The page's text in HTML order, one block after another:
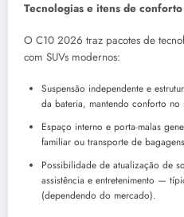
Tecnologias e itens de conforto
O C10 2026 traz pacotes de
com SUVs modernos:
Suspensão independente e
da bateria, mantendo conforto no
Espaço interno e porta-malas
familiar ou transporte de
Possibilidade de atualização de
assistência e entretenimento —
(dependendo do mercado).